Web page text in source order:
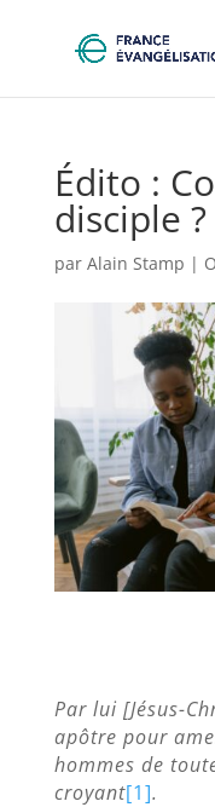
Édito :
disciple ?
par Alain Stamp |
Par lui [Jésus-
apôtre pour
hommes de
croyant[1].